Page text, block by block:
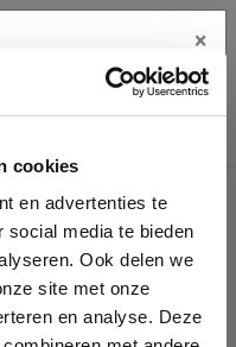
cookies
en advertenties te
social media te bieden
Ook delen we
site met onze
en analyse. Deze
details
×